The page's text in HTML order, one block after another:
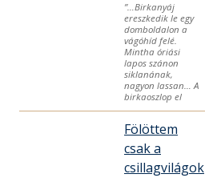
”…Birkanyáj
ereszkedik le egy
domboldalon a
vágóhíd felé.
Mintha óriási
lapos szánon
siklanának,
nagyon lassan… A
birkaoszlop el
Fölöttem
csak a
csillagvilágok